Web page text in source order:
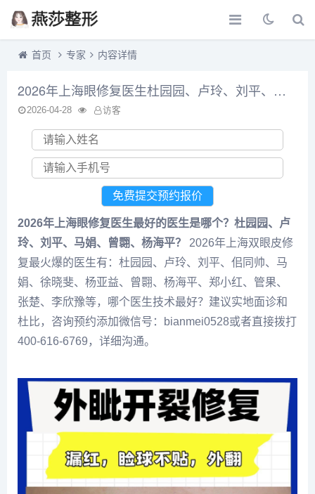
首页 专家 内容详情
2026年上海眼修复医生杜园园、卢玲、刘平、马娟、曾翾、杨海平谁技术最好？
2026-04-28 访客
2026年上海眼修复医生最好的医生是哪个？杜园园、卢
玲、刘平、马娟、曾翾、杨海平？
2026年上海双眼皮修
复最火爆的医生有：杜园园、卢玲、刘平、佀同帅、马
娟、徐晓斐、杨亚益、曾翾、杨海平、郑小红、管果、
张楚、李欣豫等，哪个医生技术最好？建议实地面诊和
杜比，咨询预约添加微信号：bianmei0528或者直接拨打
400-616-6769，详细沟通。